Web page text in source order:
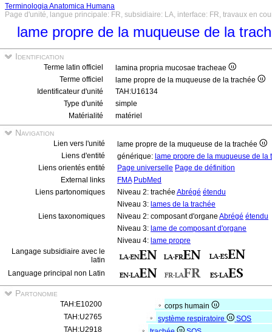
Terminologia Anatomica Humana
Page d'unité, langue principale: FR, subsidiaire: LA, interface: FR, travaux en
lame propre de la muqueuse de la
Identification
Terme latin officiel
lamina propria mucosae tracheae
Terme officiel
lame propre de la muqueuse de la trachée
Identificateur d'unité
TAH:U16134
Type d'unité
simple
Matérialité
matériel
Navigation
Lien vers l'unité
lame propre de la muqueuse de la trachée
Liens d'entité
générique: lame propre de la muqueuse de la
Liens orientés entité
Page universelle Page de définition
External links
FMA PubMed
Liens partonomiques
Niveau 2: trachée Abrégé étendu
Niveau 3: lames de la trachée
Liens taxonomiques
Niveau 2: composant d'organe Abrégé étendu
Niveau 3: lame de composant d'organe
Niveau 4: lame propre
Langage subsidiaire avec le
latin
Language principal non Latin
Partonomie
TAH:E10200
corps humain
TAH:U2765
système respiratoire
SOS
TAH:U2918